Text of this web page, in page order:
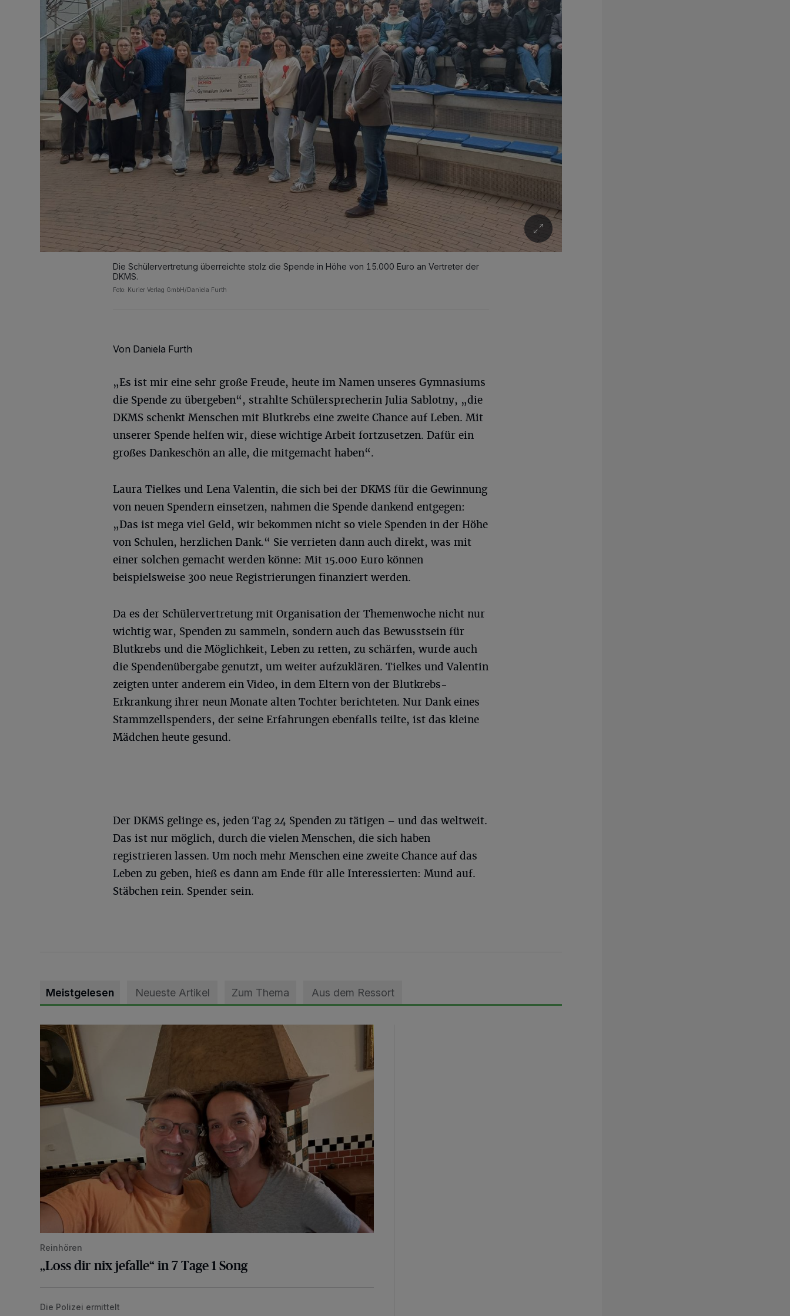
Die Schülervertretung überreichte stolz die Spende in Höhe von 15.000 Euro an Vertreter der
DKMS.
Foto: Kurier Verlag GmbH/Daniela Furth
Von Daniela Furth
„Es ist mir eine sehr große Freude, heute im Namen unseres Gymnasiums
die Spende zu übergeben“, strahlte Schülersprecherin Julia Sablotny, „die
DKMS schenkt Menschen mit Blutkrebs eine zweite Chance auf Leben. Mit
unserer Spende helfen wir, diese wichtige Arbeit fortzusetzen. Dafür ein
großes Dankeschön an alle, die mitgemacht haben“.
Laura Tielkes und Lena Valentin, die sich bei der DKMS für die Gewinnung
von neuen Spendern einsetzen, nahmen die Spende dankend entgegen:
„Das ist mega viel Geld, wir bekommen nicht so viele Spenden in der Höhe
von Schulen, herzlichen Dank.“ Sie verrieten dann auch direkt, was mit
einer solchen gemacht werden könne: Mit 15.000 Euro können
beispielsweise 300 neue Registrierungen finanziert werden.
Da es der Schülervertretung mit Organisation der Themenwoche nicht nur
wichtig war, Spenden zu sammeln, sondern auch das Bewusstsein für
Blutkrebs und die Möglichkeit, Leben zu retten, zu schärfen, wurde auch
die Spendenübergabe genutzt, um weiter aufzuklären. Tielkes und Valentin
zeigten unter anderem ein Video, in dem Eltern von der Blutkrebs-
Erkrankung ihrer neun Monate alten Tochter berichteten. Nur Dank eines
Stammzellspenders, der seine Erfahrungen ebenfalls teilte, ist das kleine
Mädchen heute gesund.
Der DKMS gelinge es, jeden Tag 24 Spenden zu tätigen – und das weltweit.
Das ist nur möglich, durch die vielen Menschen, die sich haben
registrieren lassen. Um noch mehr Menschen eine zweite Chance auf das
Leben zu geben, hieß es dann am Ende für alle Interessierten: Mund auf.
Stäbchen rein. Spender sein.
Meistgelesen Neueste Artikel Zum Thema Aus dem Ressort
„Loss dir nix jefalle“ in 7 Tage 1 Song
Reinhören
„Loss dir nix jefalle“ in 7 Tage 1 Song
Motorrad-Diebe lassen Beute zurück
Die Polizei ermittelt